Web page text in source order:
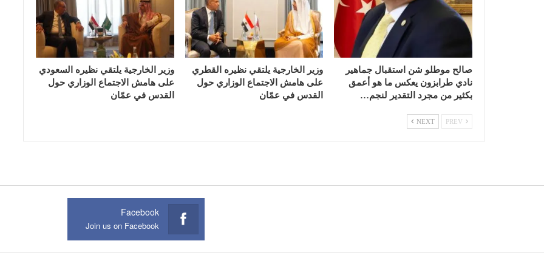
صالح موطلو شن استقبال جماهير
نادي طرابزون يعكس ما هو أعمق
بكثير من مجرد التقدير لنجم…
وزير الخارجية يلتقي نظيره القطري
على هامش الاجتماع الوزاري حول
القدس في عمّان
وزير الخارجية يلتقي نظيره السعودي
على هامش الاجتماع الوزاري حول
القدس في عمّان
NEXT
Facebook
Join us on Facebook